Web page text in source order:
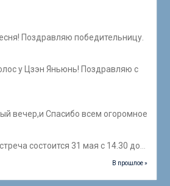
Поздравляю победительницу.
у Цзэн Яньюнь! Поздравляю с
вечер,и Спасибо всем огоромное
состоится 31 мая с 14.30 до
В прошлое »